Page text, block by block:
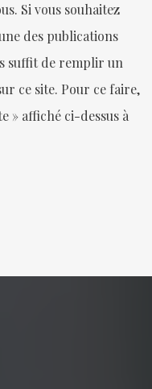
Si vous souhaitez
des publications
suffit de remplir un
ce site. Pour ce faire,
» affiché ci-dessus à